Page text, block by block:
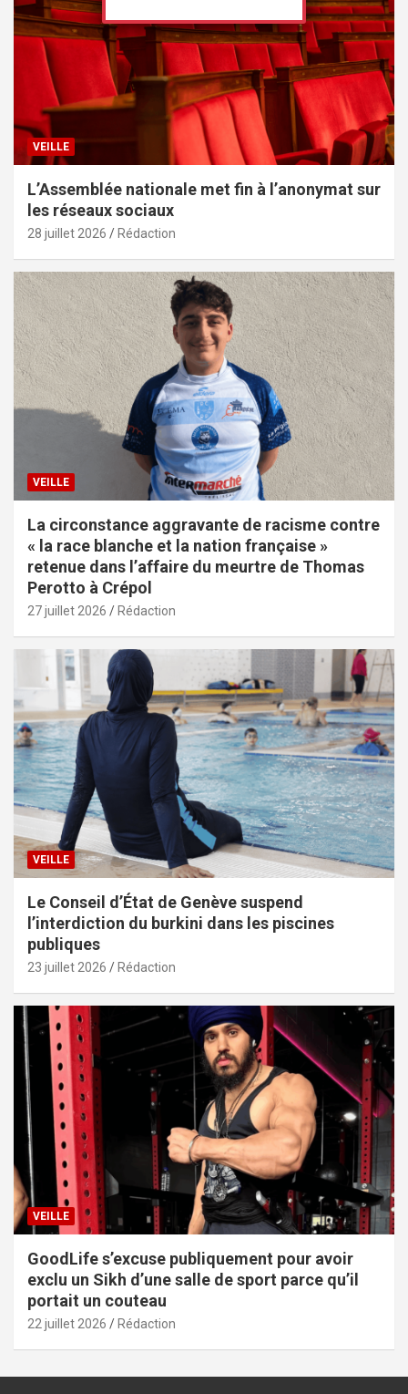
VEILLE
L’Assemblée nationale met fin à l’anonymat sur
les réseaux sociaux
28 juillet 2026 Rédaction
VEILLE
La circonstance aggravante de racisme contre
« la race blanche et la nation française »
retenue dans l’affaire du meurtre de Thomas
Perotto à Crépol
27 juillet 2026 Rédaction
VEILLE
Le Conseil d’État de Genève suspend
l’interdiction du burkini dans les piscines
publiques
23 juillet 2026 Rédaction
VEILLE
GoodLife s’excuse publiquement pour avoir
exclu un Sikh d’une salle de sport parce qu’il
portait un couteau
22 juillet 2026 Rédaction